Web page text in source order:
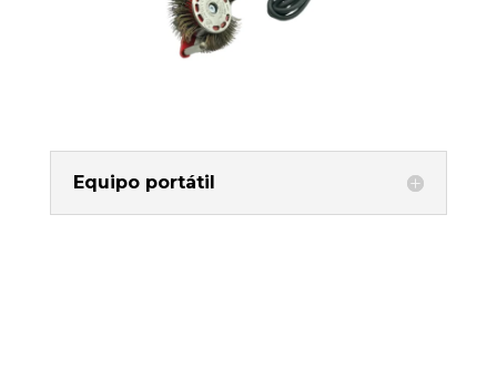
Equipo portátil